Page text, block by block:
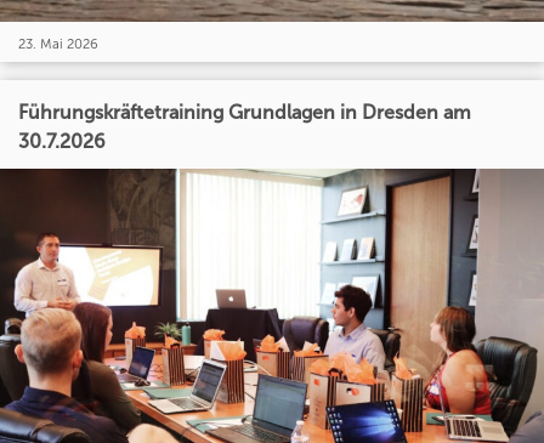
23. Mai 2026
Führungskräftetraining Grundlagen in Dresden am
30.7.2026